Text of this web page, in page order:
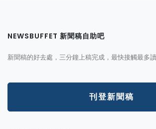
NEWSBUFFET 新聞稿自助吧
新聞稿的好去處，三分鐘上稿完成，最快接觸最多
刊登新聞稿